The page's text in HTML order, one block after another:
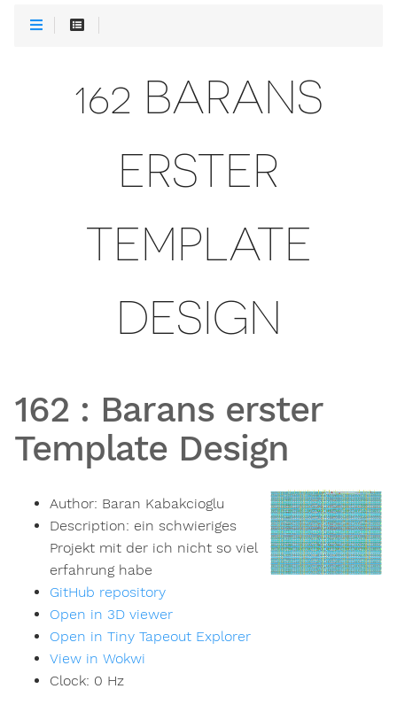
162 BARANS
ERSTER
TEMPLATE
DESIGN
162 : Barans erster
Template Design
Author: Baran Kabakcioglu
Description: ein schwieriges
Projekt mit der ich nicht so viel
erfahrung habe
GitHub repository
Open in 3D viewer
Open in Tiny Tapeout Explorer
View in Wokwi
Clock: 0 Hz